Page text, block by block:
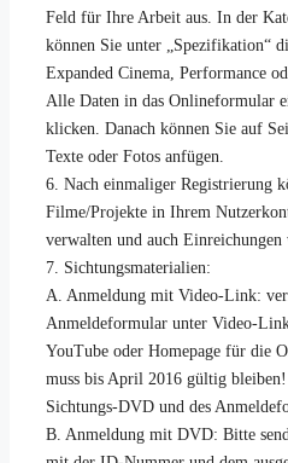
Feld für Ihre Arbeit aus. In der
können Sie unter „Spezifikation“
Expanded Cinema, Performance
Alle Daten in das Onlineformular
klicken. Danach können Sie auf
Texte oder Fotos anfügen.
6. Nach einmaliger Registrierung
Filme/Projekte in Ihrem
verwalten und auch Einreichungen
7. Sichtungsmaterialien:
A. Anmeldung mit Video-Link:
Anmeldeformular unter Video-
YouTube oder Homepage für die
muss bis April 2016 gültig
Sichtungs-DVD und des
B. Anmeldung mit DVD: Bitte